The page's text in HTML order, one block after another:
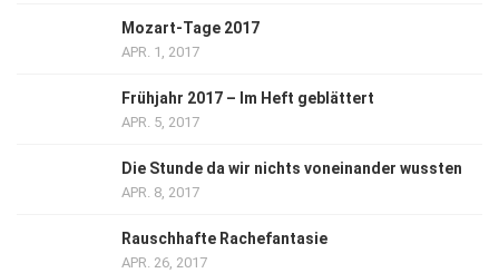
Mozart-Tage 2017
APR. 1, 2017
Frühjahr 2017 – Im Heft geblättert
APR. 5, 2017
Die Stunde da wir nichts voneinander wussten
APR. 8, 2017
Rauschhafte Rachefantasie
APR. 26, 2017